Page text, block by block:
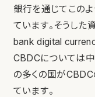
銀行を通じてこの
ています。そうした
bank digital currency
CBDCについては
の多くの国がCBDC
ています。